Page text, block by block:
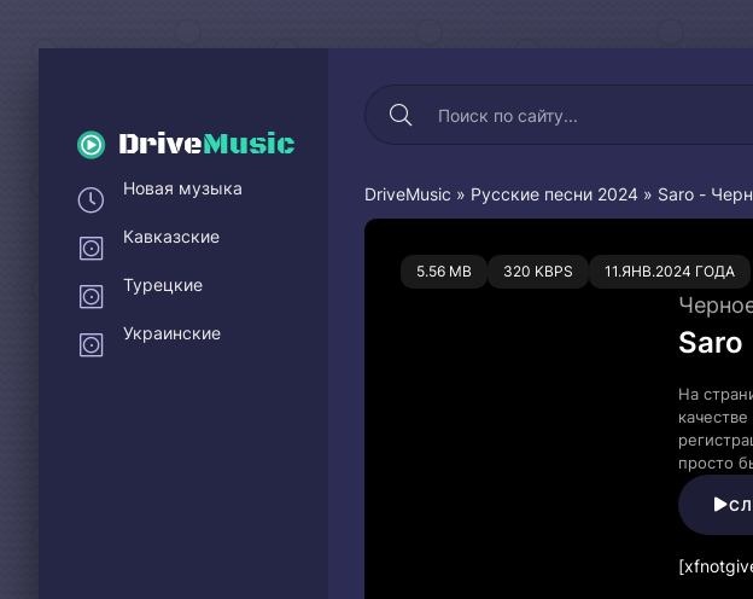
DriveMusic
DriveMusic » Русские песни 2024 » Saro -
5.56 MB 320 KBPS 11.ЯНВ.2024 ГОДА
0 0
Saro
На
просто
Новая музыка
Кавказские
Турецкие
Украинские